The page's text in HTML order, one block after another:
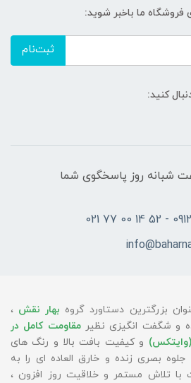
ما باخبر شوید:
ثبت‌نام
کنید:
هفته ، ۲۴ ساعت شبانه‌ روز پاسخگوی شما
بزرگترین دستاورد گروه بهار نقش ،
و شگفت انگیزی نظیرمقاومت کامل در
و کیفیت بافت بالا و رنگ های
جلوه بصری زنده و خارق العاده ای را به
با تلاش مستمر و خلاقیت روز افزون ،